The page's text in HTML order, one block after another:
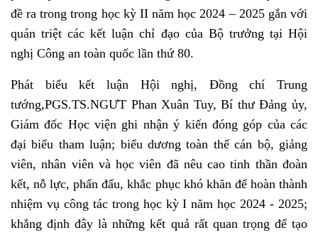
đề ra trong trong học kỳ II năm học 2024 – 2025 gắn với
quán triệt các kết luận chỉ đạo của Bộ trưởng tại Hội
nghị Công an toàn quốc lần thứ 80.
Phát biểu kết luận Hội nghị, Đồng chí Trung
tướng,PGS.TS.NGƯT Phan Xuân Tuy, Bí thư Đảng ủy,
Giám đốc Học viện ghi nhận ý kiến đóng góp của các
đại biểu tham luận; biểu dương toàn thể cán bộ, giảng
viên, nhân viên và học viên đã nêu cao tinh thần đoàn
kết, nỗ lực, phấn đấu, khắc phục khó khăn để hoàn thành
nhiệm vụ công tác trong học kỳ I năm học 2024 - 2025;
khẳng định đây là những kết quả rất quan trọng để tạo